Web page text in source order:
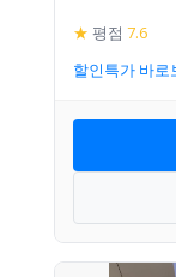
★ 평점 7.6
할인특가 바로